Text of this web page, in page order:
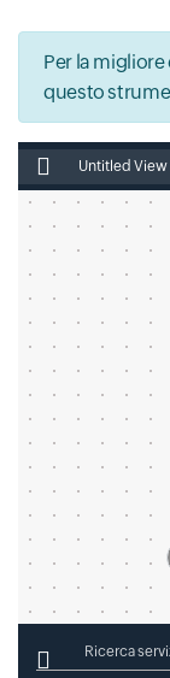
Per la
questo
Ricerca servizio
Inserisci il nome